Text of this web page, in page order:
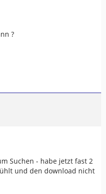
?
Suchen - habe jetzt fast 2
und den download nicht